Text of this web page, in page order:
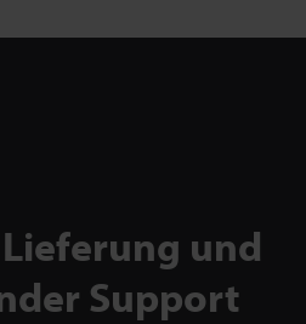
und
Support